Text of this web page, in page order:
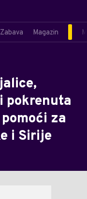
Zabava Magazin
pokrenuta
za
i Sirije